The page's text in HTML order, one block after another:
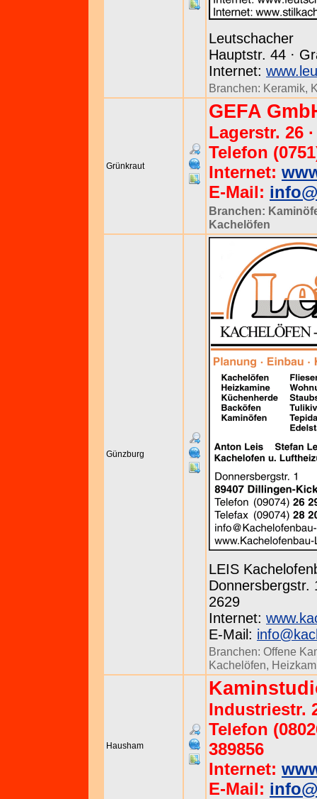
Leutschacher
Hauptstr. 44 ·
Internet:
Branchen: Keramik,
Grünkraut
GEFA
Lagerstr. 26
Telefon
Internet:
E-Mail:
Branchen:
Kachelöfen
Günzburg
LEIS
Donnersbergstr.
2629
Internet:
E-Mail:
Branchen: Offene
Kachelöfen,
Hausham
Industriestr.
Telefon
389856
Internet:
E-Mail: